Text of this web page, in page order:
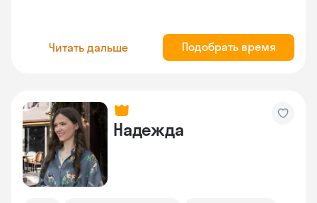
Читать дальше Подобрать время
Надежда